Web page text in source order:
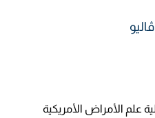
علم الأمراض الأمريكية